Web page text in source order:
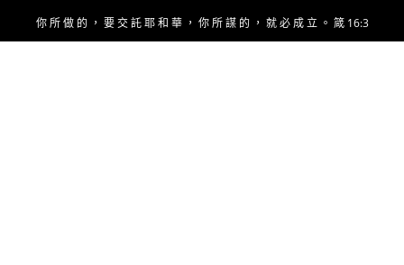
你 所 做 的 ， 要 交 託 耶 和 華 ， 你 所 謀 的 ， 就 必 成 立 。 箴 16:3